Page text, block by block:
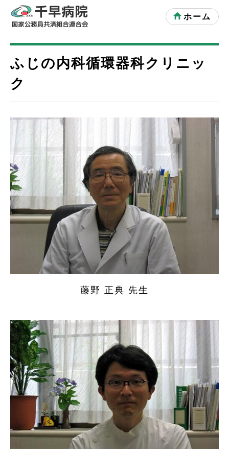
ホーム
ふじの内科循環器科クリニッ
ク
藤野 正典 先生